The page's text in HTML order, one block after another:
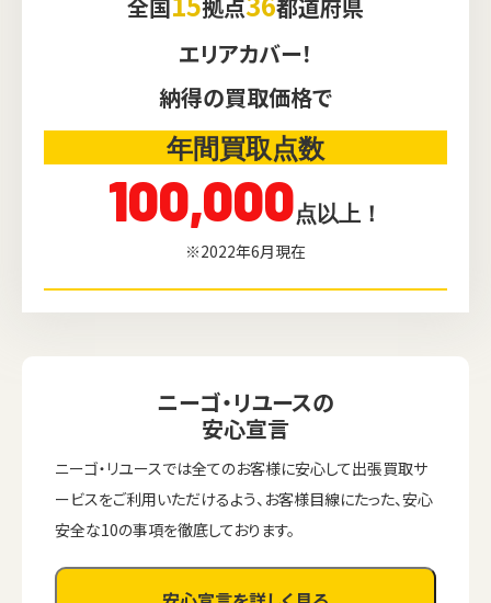
全国 拠点
都道府県
エリアカバー！
納得の買取価格で
年間買取点数
100,000点以上！
※2022年6月現在
ニーゴ・リユースの
安心宣言
ニーゴ・リユースでは全てのお客様に安心して出張買取サ
ービスをご利用いただけるよう、お客様目線にたった、安心
安全な10の事項を徹底しております。